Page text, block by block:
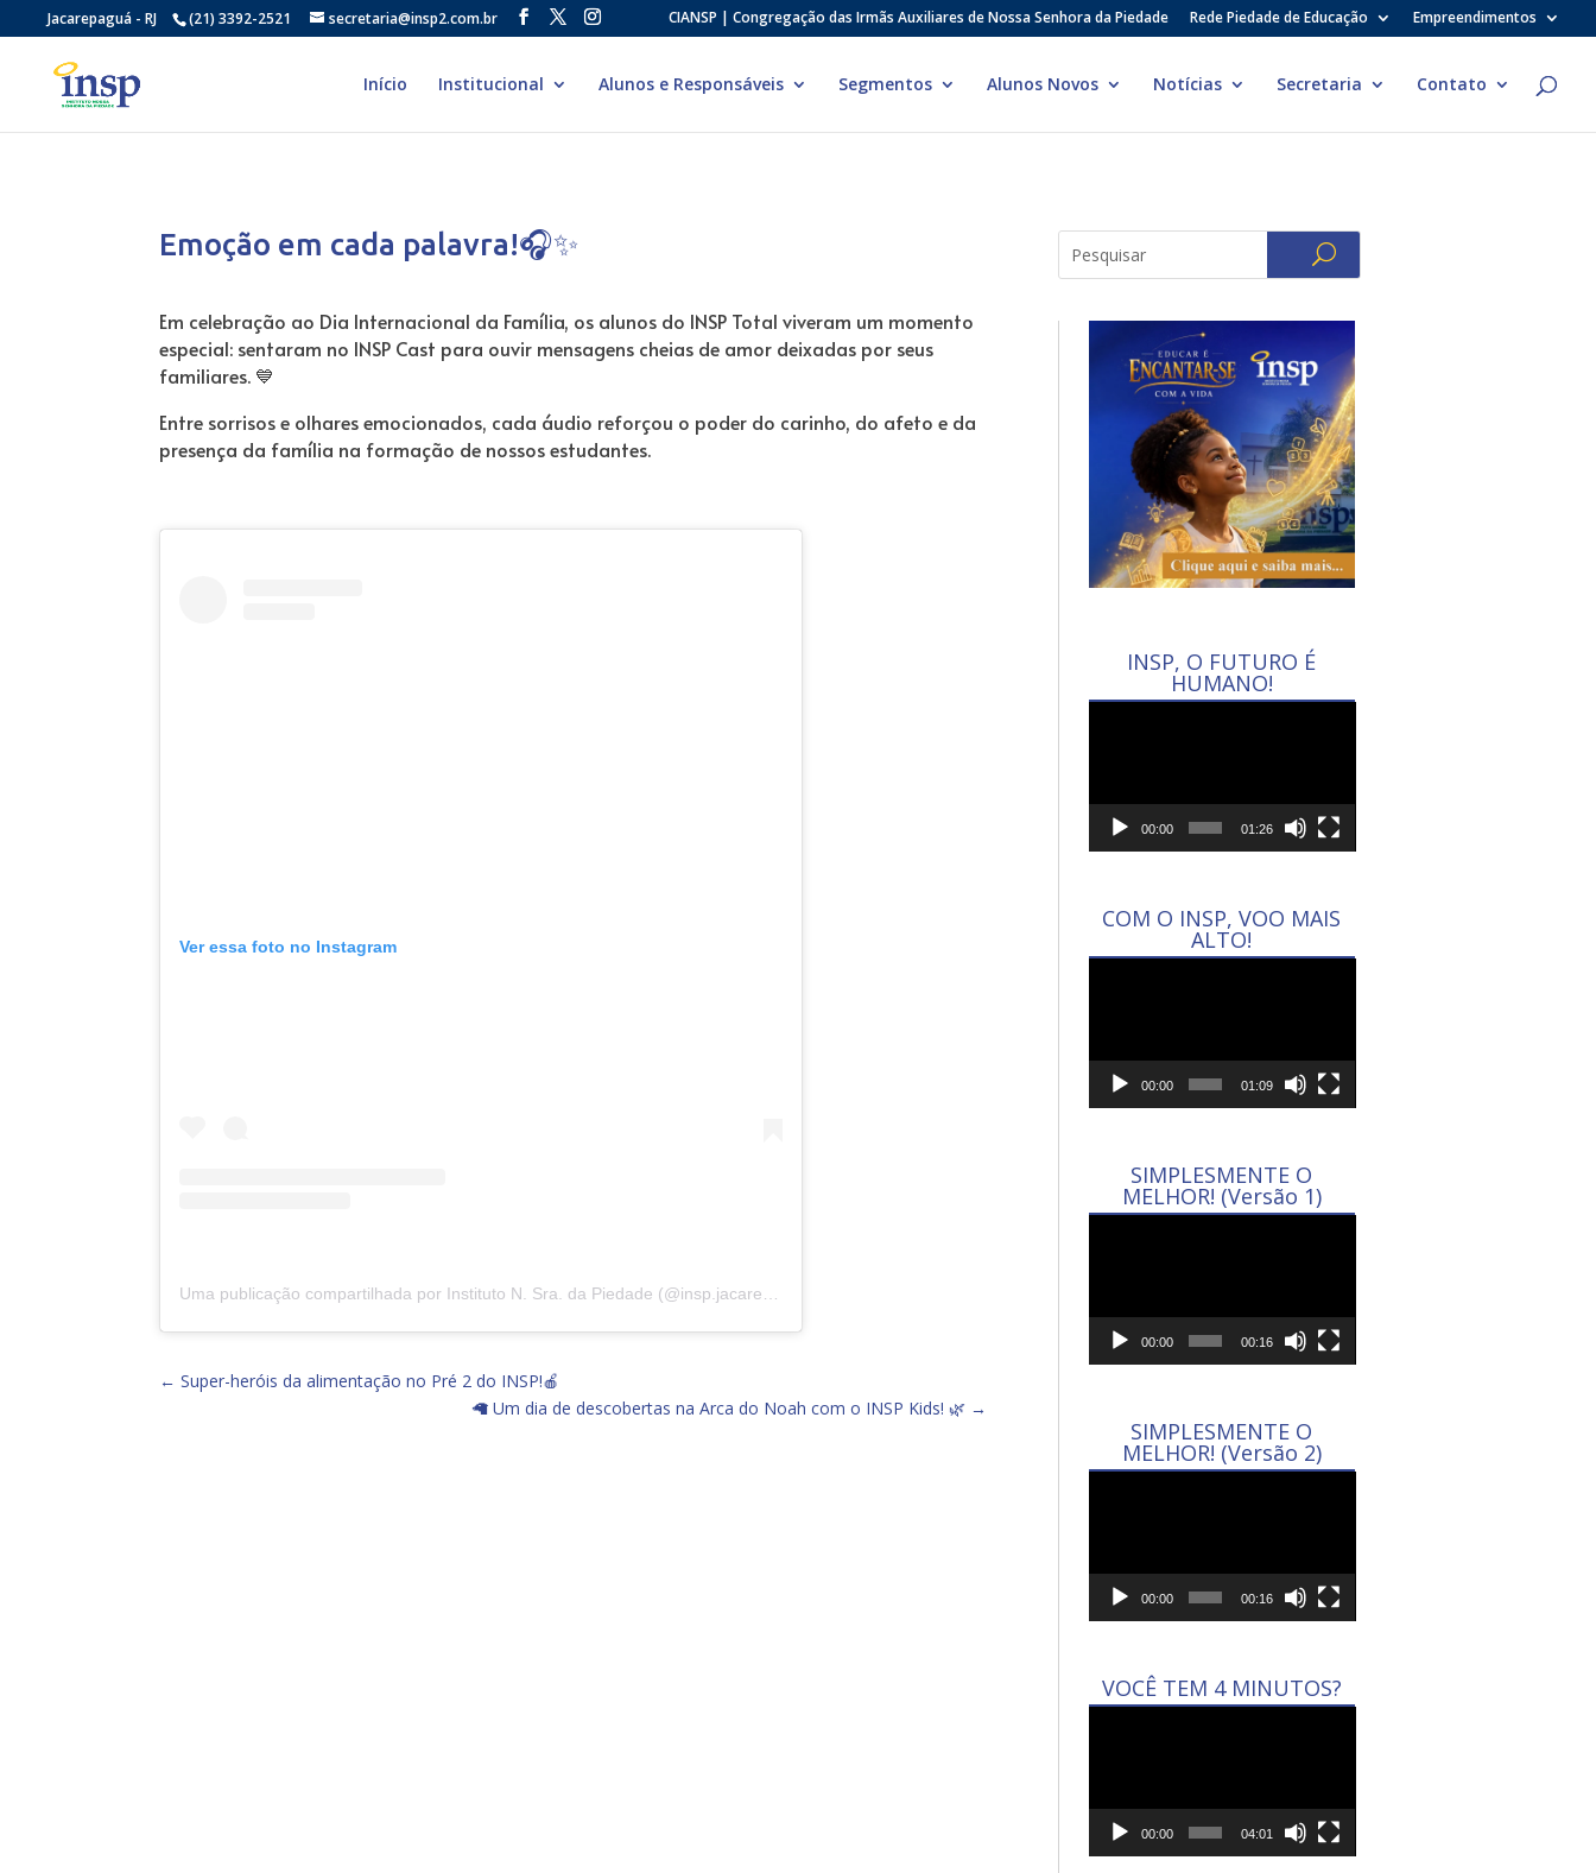
Jacarepaguá - RJ (21) 3392-2521 secretaria@insp2.com.br CIANSP | Congregação das Irmãs Auxiliares de Nossa Senhora da Piedade Rede Piedade de Educação Empreendimentos
Início Institucional Alunos e Responsáveis Segmentos Alunos Novos Notícias Secretaria Contato
Emoção em cada palavra!🎧✨
Em celebração ao Dia Internacional da Família, os alunos do INSP Total viveram um momento
especial: sentaram no INSP Cast para ouvir mensagens cheias de amor deixadas por seus
familiares. 💙
Entre sorrisos e olhares emocionados, cada áudio reforçou o poder do carinho, do afeto e da
presença da família na formação de nossos estudantes.
Ver essa foto no Instagram
Uma publicação compartilhada por Instituto N. Sra. da Piedade (@insp.jacarepagua)
←Super-heróis da alimentação no Pré 2 do INSP!🍎
🦙 Um dia de descobertas na Arca do Noah com o INSP Kids! 🌿 →
INSP, O FUTURO É
HUMANO!
00:00 01:26
COM O INSP, VOO MAIS
ALTO!
00:00 01:09
SIMPLESMENTE O
MELHOR! (Versão 1)
00:00 00:16
SIMPLESMENTE O
MELHOR! (Versão 2)
00:00 00:16
VOCÊ TEM 4 MINUTOS?
00:00 04:01